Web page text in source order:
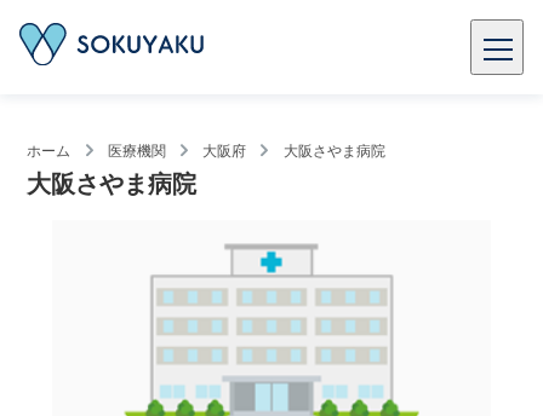
ホーム 医療機関 大阪府 大阪さやま病院
大阪さやま病院